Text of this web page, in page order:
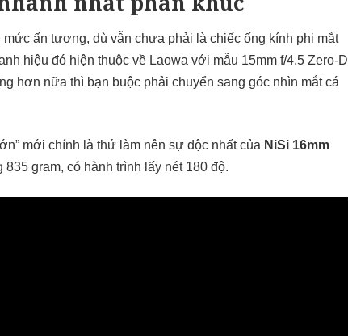
ấn tượng, dù vẫn chưa phải là chiếc ống kính phi mắt
hiệu đó hiện thuộc về Laowa với mẫu 15mm f/4.5 Zero-D
hơn nữa thì bạn buộc phải chuyển sang góc nhìn mắt cá
mới chính là thứ làm nên sự độc nhất của NiSi 16mm
gram, có hành trình lấy nét 180 độ.